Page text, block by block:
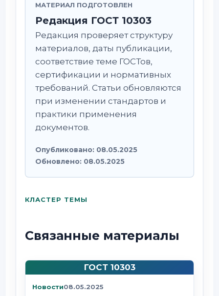
МАТЕРИАЛ ПОДГОТОВЛЕН
Редакция ГОСТ 10303
Редакция проверяет структуру
материалов, даты публикации,
соответствие теме ГОСТов,
сертификации и нормативных
требований. Статьи обновляются
при изменении стандартов и
практики применения
документов.
Опубликовано: 08.05.2025
Обновлено: 08.05.2025
КЛАСТЕР ТЕМЫ
Связанные материалы
ГОСТ 10303
Новости08.05.2025